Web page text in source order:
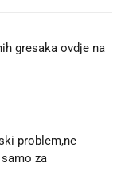
gresaka ovdje na
problem,ne
za